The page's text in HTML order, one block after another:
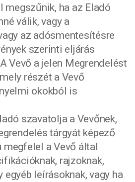
megszűnik, ha az Eladó
válik, vagy a
az adósmentesítésre
szerinti eljárás
Vevő a jelen Megrendelést
részét a Vevő
okokból is
szavatolja a Vevőnek,
tárgyát képező
megfelel a Vevő által
rajzoknak,
egyéb leírásoknak, vagy ha